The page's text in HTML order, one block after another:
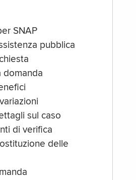
SNAP
pubblica
domanda
sul caso
di verifica
delle